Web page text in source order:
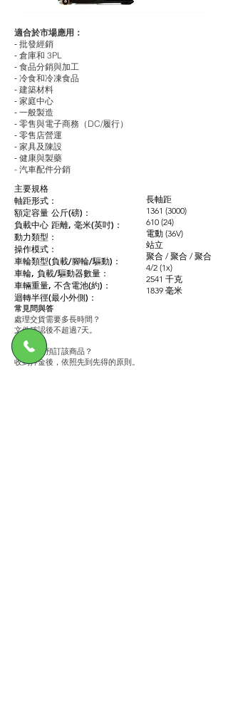
適合於市場應用：
‐ 批發經銷
‐ 倉庫和 3PL
‐ 食品分銷與加工
‐ 冷食和冷凍食品
‐ 建築材料
‐ 家庭中心
‐ 一般製造
‐ 零售與電子商務（DC/履行）
‐ 零售店營運
‐ 家具及陳設
‐ 健康與製藥
- 汽車配件分銷
主要規格
軸距形式：
額定容量 公斤(磅)：
負載中心 距離, 毫米(英吋)：
動力類型：
操作模式：
車輪類型(負載/腳輪/驅動)：
車輪, 負載/驅動器數量：
車輛重量, 不含電池(約)：
迴轉半徑(最小外側)：
長軸距
1361 (3000)
610 (24)
電動 (36V)
站立
聚合 / 聚合 / 聚合
4/2 (1x)
2541 千克
1839 毫米
常見問與答
處理交貨需要多長時間？
文件確認後不超過7天。
我該如何預訂該商品？
收到押金後，依照先到先得的原則。